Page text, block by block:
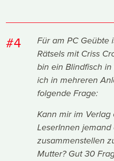
#4
Für am PC Geübte
Rätsels mit Criss
bin ein Blindfisch
ich in mehreren
folgende Frage:
Kann mir im
LeserInnen
zusammenstellen
Mutter? Gut 30